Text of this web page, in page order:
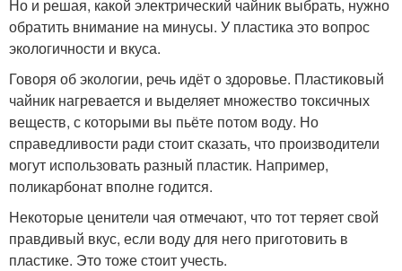
Но и решая, какой электрический чайник выбрать, нужно
обратить внимание на минусы. У пластика это вопрос
экологичности и вкуса.
Говоря об экологии, речь идёт о здоровье. Пластиковый
чайник нагревается и выделяет множество токсичных
веществ, с которыми вы пьёте потом воду. Но
справедливости ради стоит сказать, что производители
могут использовать разный пластик. Например,
поликарбонат вполне годится.
Некоторые ценители чая отмечают, что тот теряет свой
правдивый вкус, если воду для него приготовить в
пластике. Это тоже стоит учесть.